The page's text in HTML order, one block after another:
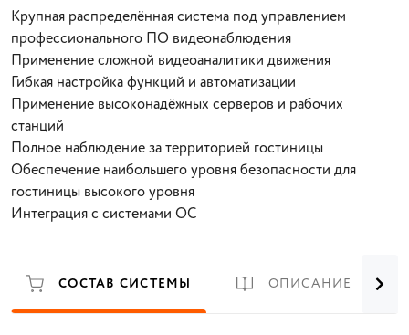
Крупная распределённая система под управлением
профессионального ПО видеонаблюдения
Применение сложной видеоаналитики движения
Гибкая настройка функций и автоматизации
Применение высоконадёжных серверов и рабочих
станций
Полное наблюдение за территорией гостиницы
Обеспечение наибольшего уровня безопасности для
гостиницы высокого уровня
Интеграция с системами ОС
СОСТАВ СИСТЕМЫ ОПИСАНИЕ